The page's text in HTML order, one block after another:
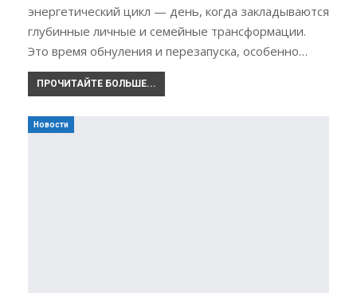
энергетический цикл — день, когда закладываются
глубинные личные и семейные трансформации.
Это время обнуления и перезапуска, особенно…
ПРОЧИТАЙТЕ БОЛЬШЕ...
Новости